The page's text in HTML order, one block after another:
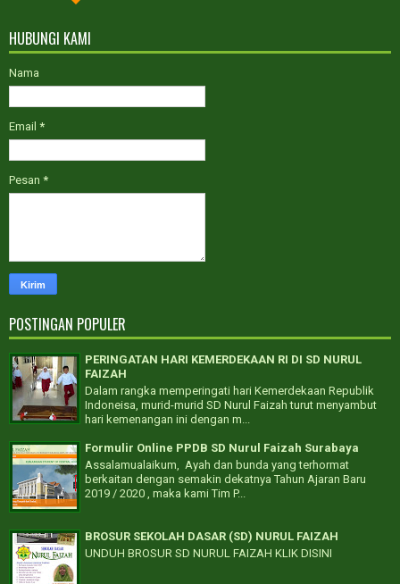
HUBUNGI KAMI
Nama
Email *
Pesan *
POSTINGAN POPULER
PERINGATAN HARI KEMERDEKAAN RI DI SD NURUL
FAIZAH
Dalam rangka memperingati hari Kemerdekaan Republik
Indoneisa, murid-murid SD Nurul Faizah turut menyambut
hari kemenangan ini dengan m...
Formulir Online PPDB SD Nurul Faizah Surabaya
Assalamualaikum, Ayah dan bunda yang terhormat
berkaitan dengan semakin dekatnya Tahun Ajaran Baru
2019 / 2020 , maka kami Tim P...
BROSUR SEKOLAH DASAR (SD) NURUL FAIZAH
UNDUH BROSUR SD NURUL FAIZAH KLIK DISINI